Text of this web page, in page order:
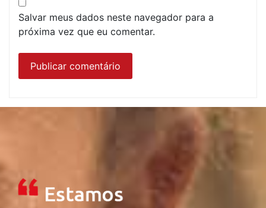
Salvar meus dados neste navegador para a
próxima vez que eu comentar.